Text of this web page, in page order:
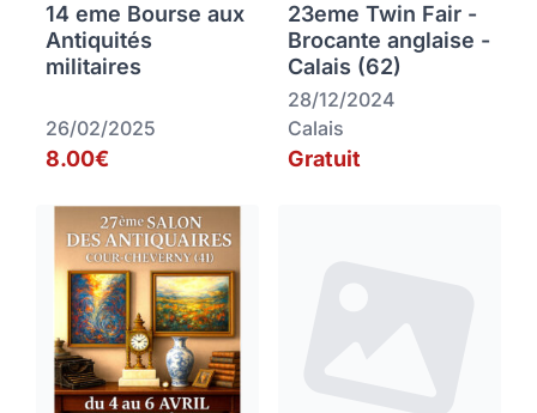
14 eme Bourse aux
Antiquités
militaires
26/02/2025
8.00€
23eme Twin Fair -
Brocante anglaise -
Calais (62)
28/12/2024
Calais
Gratuit